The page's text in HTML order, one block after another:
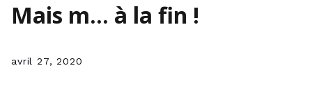
Mais m… à la fin !
avril 27, 2020